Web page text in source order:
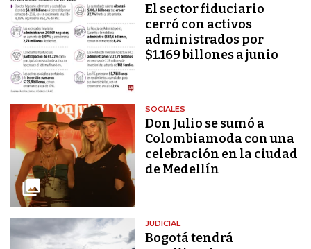
El sector fiduciario
cerró con activos
administrados por
$1.169 billones a junio
SOCIALES
Don Julio se sumó a
Colombiamoda con una
celebración en la ciudad
de Medellín
JUDICIAL
Bogotá tendrá